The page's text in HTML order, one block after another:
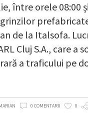
între orele 08:00
de la Italsofa.
Cluj S.A., care a
a traficului pe
0 COMENTARII 0